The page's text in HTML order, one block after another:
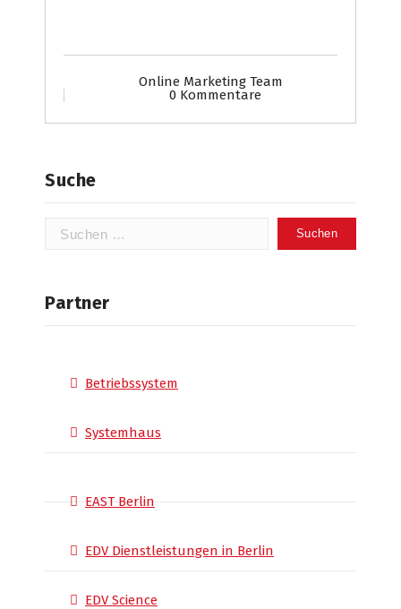
Online Marketing Team
0 Kommentare
Suche
Suchen
Partner
Betriebssystem
Systemhaus
EAST Berlin
EDV Dienstleistungen in Berlin
EDV Science